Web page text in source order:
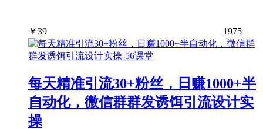
￥39 1975
每天精准引流30+粉丝，日赚1000+半
自动化，微信群群发诱饵引流设计实
操